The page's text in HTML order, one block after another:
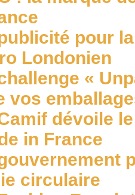
pour
Londonien
«
vos
dévoile
in France
circulaire